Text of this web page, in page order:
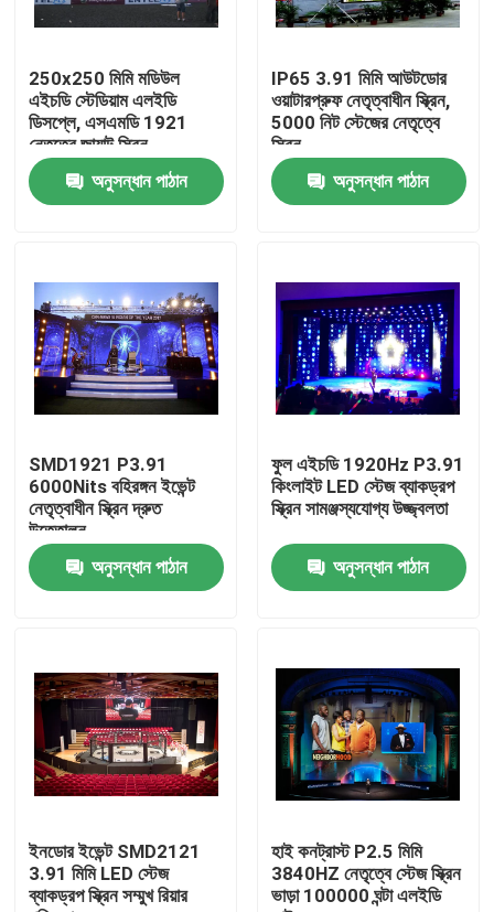
পণ্য
আমাদের সম্পর্কে
কারখানা ভ্রমণ
মান নিয়ন্ত্রণ
খবর
কেস
আউটডোর ভাড়া LED ডিসপ্লে
250x250 মিমি মডিউল
এইচডি স্টেডিয়াম এলইডি
ডিসপ্লে, এসএমডি 1921
নেতৃত্বে জায়ান্ট স্ক্রিন
অনুসন্ধান পাঠান
IP65 3.91 মিমি আউটডোর
ওয়াটারপ্রুফ নেতৃত্বাধীন স্ক্রিন,
5000 নিট স্টেজের নেতৃত্বে
স্ক্রিন
অনুসন্ধান পাঠান
SMD1921 P3.91
6000Nits বহিরঙ্গন ইভেন্ট
নেতৃত্বাধীন স্ক্রিন দ্রুত
উত্তোলন
অনুসন্ধান পাঠান
ফুল এইচডি 1920Hz P3.91
কিংলাইট LED স্টেজ ব্যাকড্রপ
স্ক্রিন সামঞ্জস্যযোগ্য উজ্জ্বলতা
অনুসন্ধান পাঠান
ইনডোর ইভেন্ট SMD2121
3.91 মিমি LED স্টেজ
ব্যাকড্রপ স্ক্রিন সম্মুখ রিয়ার
হাই কনট্রাস্ট P2.5 মিমি
3840HZ নেতৃত্বে স্টেজ স্ক্রিন
ভাড়া 100000 ঘন্টা এলইডি